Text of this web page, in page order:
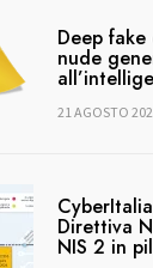
Deep
nude
21 AGOSTO
Direttiva
NIS 2 in